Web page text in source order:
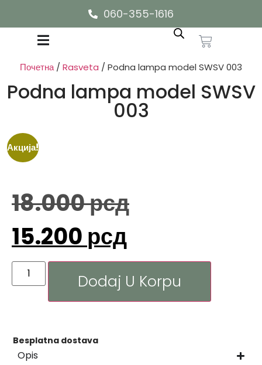
060-355-1616
Почетна/ Rasveta / Podna lampa model SWSV 003
Podna lampa model SWSV
003
Акција!
18.000рсд
15.200 рсд
Dodaj U Korpu
Besplatna dostava
Opis